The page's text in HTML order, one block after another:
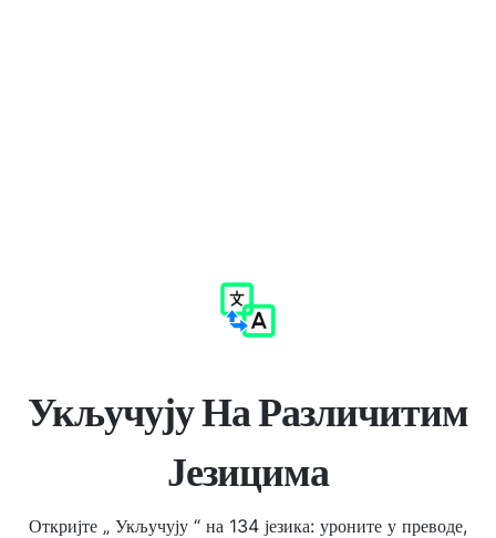
Укључују На Различитим
Језицима
Откријте „ Укључују “ на 134 језика: уроните у преводе,